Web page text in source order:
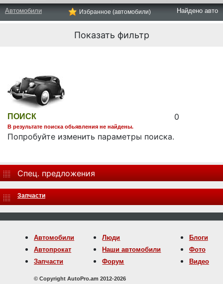
Автомобили Избранное (автомобили) Найдено авто
Показать фильтр
ПОИСК
В результате поиска обьявления не найдены.
Попробуйте изменить параметры поиска.
0
Спец. предложения
Запчасти
Автомобили
Автопрокат
Запчасти
Люди
Наши автомобили
Форум
Блоги
Фото
Видео
© Copyright AutoPro.am 2012-2026